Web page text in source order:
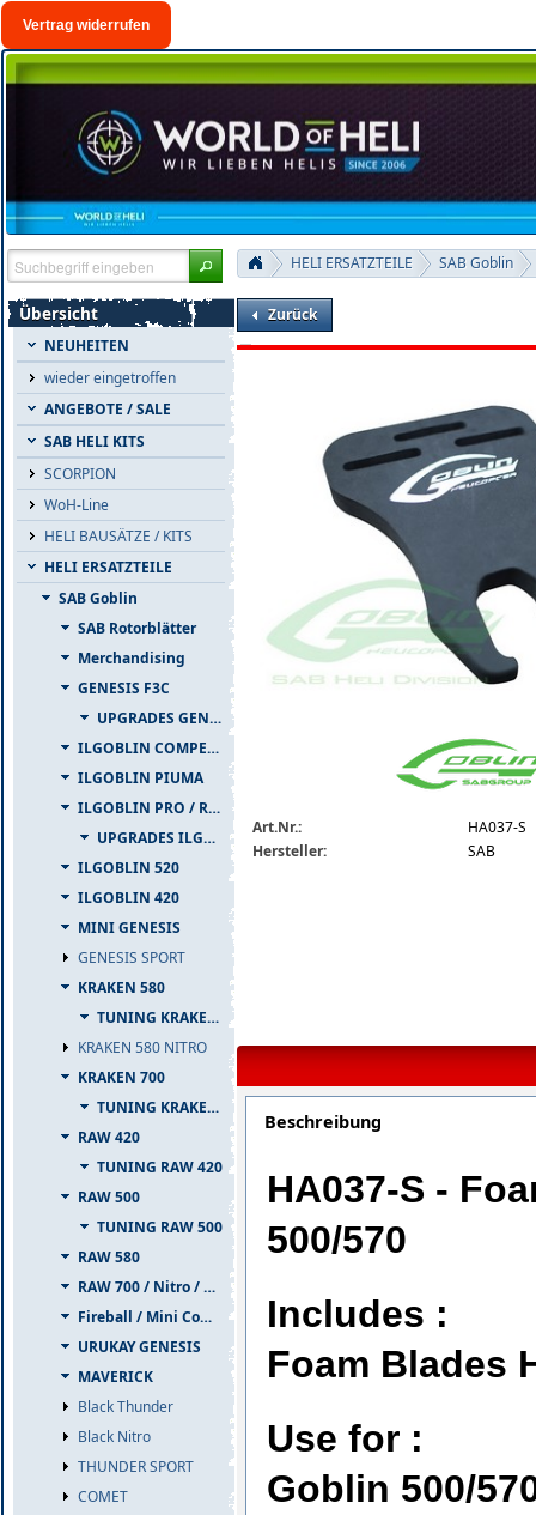
Vertrag widerrufen
Übersicht
NEUHEITEN
wieder eingetroffen
ANGEBOTE / SALE
SAB HELI KITS
SCORPION
WoH-Line
HELI BAUSÄTZE / KITS
HELI ERSATZTEILE
SAB Goblin
SAB Rotorblätter
Merchandising
GENESIS F3C
UPGRADES GENESIS F3C
ILGOBLIN COMPETIZIONE
ILGOBLIN PIUMA
ILGOBLIN PRO / RAW 700
UPGRADES ILGOBLIN PRO / RAW 700
ILGOBLIN 520
ILGOBLIN 420
MINI GENESIS
GENESIS SPORT
KRAKEN 580
TUNING KRAKEN 580
KRAKEN 580 NITRO
KRAKEN 700
TUNING KRAKEN 700
RAW 420
TUNING RAW 420
RAW 500
TUNING RAW 500
RAW 580
RAW 700 / Nitro / PIUMA
Fireball / Mini Comet
URUKAY GENESIS
MAVERICK
Black Thunder
Black Nitro
THUNDER SPORT
COMET
HELI ERSATZTEILE SAB Goblin
Zurück
Art.Nr.:
HA037-S
Hersteller:
SAB
Beschreibung
HA037-S -
500/570
Includes :
Foam Blades
Use for :
Goblin 500/